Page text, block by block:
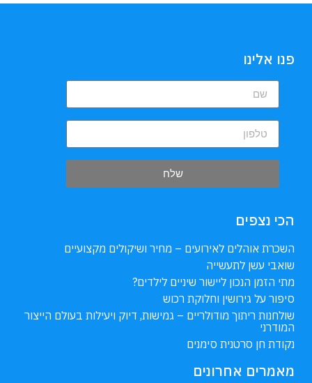
פנו אלינו
שלח
הכי נצפים
השכרת אוהלים לאירועים – מחיר ושיקולים מקצועיים
שואבי עשן לתעשייה
מתי הזמן הנכון ליישור שיניים לילדים?
סיפור על גירושין וחלוקת רכוש
שולחנות ריתוך מודולריים – גמישות, דיוק ויעילות בעולם הייצור
המודרני
נקודת חן סרטנית סימנים
מאמרים אחרונים